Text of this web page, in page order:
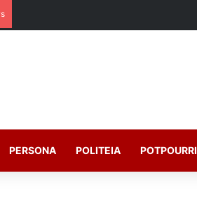
PERSONA POLITEIA POTPOURRI